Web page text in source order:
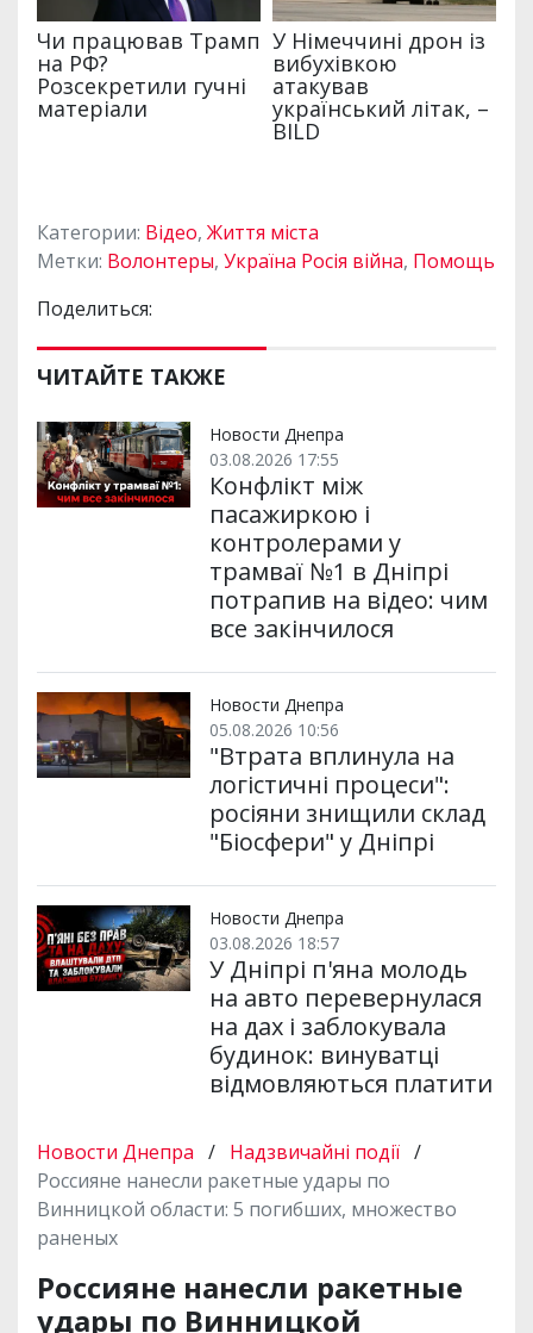
Категории: Відео, Життя міста
Метки: Волонтеры, Україна Росія війна, Помощь
Поделиться:
ЧИТАЙТЕ ТАКЖЕ
Новости Днепра
03.08.2026 17:55
Конфлікт між
пасажиркою і
контролерами у
трамваї №1 в Дніпрі
потрапив на відео: чим
все закінчилося
Новости Днепра
05.08.2026 10:56
"Втрата вплинула на
логістичні процеси":
росіяни знищили склад
"Біосфери" у Дніпрі
Новости Днепра
03.08.2026 18:57
У Дніпрі п'яна молодь
на авто перевернулася
на дах і заблокувала
будинок: винуватці
відмовляються платити
Новости Днепра / Надзвичайні події /
Россияне нанесли ракетные удары по
Винницкой области: 5 погибших, множество
раненых
Россияне нанесли ракетные
удары по Винницкой